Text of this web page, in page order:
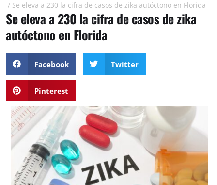
/ Se eleva a 230 la cifra de casos de zika autóctono en Florida
Se eleva a 230 la cifra de casos de zika
autóctono en Florida
Facebook Twitter
Pinterest